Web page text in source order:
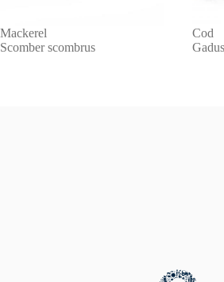
Mackerel
Scomber scombrus
Cod